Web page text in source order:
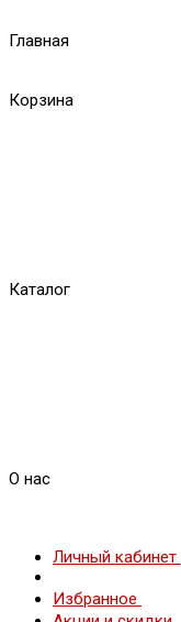
Главная
Корзина
Каталог
О нас
Личный кабинет
Избранное